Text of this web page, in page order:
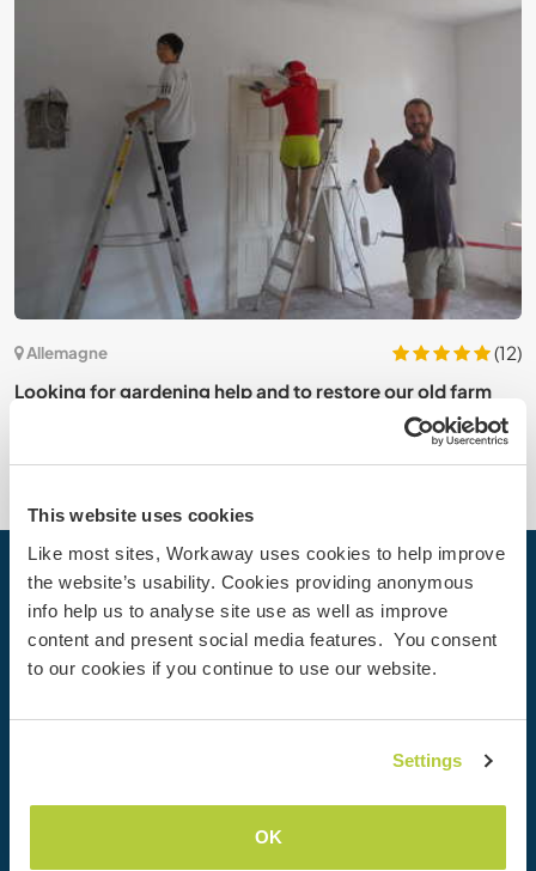
This website uses cookies
Like most sites, Workaway uses cookies to help improve
the website’s usability. Cookies providing anonymous
info help us to analyse site use as well as improve
content and present social media features. You consent
to our cookies if you continue to use our website.
Settings
OK
Allemagne
(12)
Looking for gardening help and to restore our old farm
Votre prochaine aventure commence
aujourd’hui
Rejoignez dès aujourd’hui la communauté Workaway et
000 opportunités aux quatre coins du monde.